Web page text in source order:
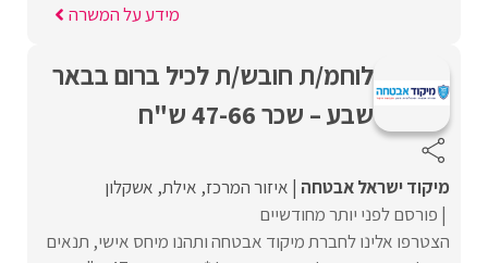
מידע על המשרה
לוחמ/ת חובש/ת לכיל ברום בבאר
שבע – שכר 47-66 ש"ח
מיקוד ישראל אבטחה איזור המרכז אילת אשקלון
פורסם לפני יותר מחודשיים
הצטרפו אלינו לחברת מיקוד אבטחה ותהנו מיחס אישי, תנאים